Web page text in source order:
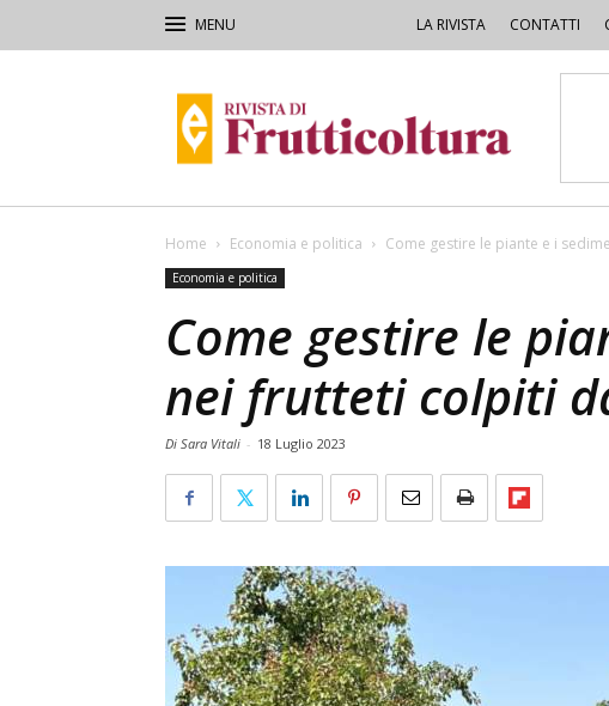
LA RIVISTA CONTATTI
di
Frutticoltura
Home Economia e politica Come gestire le piante e i
Economia e politica
Come gestire le
nei frutteti colpiti
Di Sara Vitali - 18 Luglio 2023